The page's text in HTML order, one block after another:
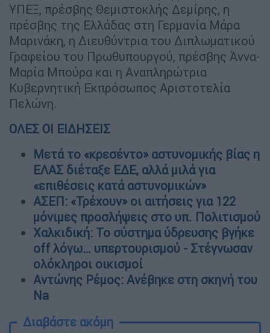
ΥΠΕΞ, πρέσβης Θεμιστοκλής Δεμίρης, η
πρέσβης της Ελλάδας στη Γερμανία Μάρα
Μαρινάκη, η Διευθύντρια του Διπλωματικού
Γραφείου του Πρωθυπουργού, πρέσβης Άννα-
Μαρία Μπούρα και η Αναπληρώτρια
Κυβερνητική Εκπρόσωπος Αριστοτελία
Πελώνη.
ΟΛΕΣ ΟΙ ΕΙΔΗΣΕΙΣ
Μετά το «κρεσέντο» αστυνομικής βίας η
ΕΛΑΣ διέταξε ΕΔΕ, αλλά μιλά για
«επιθέσεις κατά αστυνομικών»
ΑΣΕΠ: «Τρέχουν» οι αιτήσεις για 122
μόνιμες προσλήψεις στο υπ. Πολιτισμού
Χαλκιδική: Το σύστημα ύδρευσης βγήκε
off λόγω… υπερτουρισμού - Στέγνωσαν
ολόκληροι οικισμοί
Αντώνης Ρέμος: Ανέβηκε στη σκηνή του
Na
Διαβάστε ακόμη